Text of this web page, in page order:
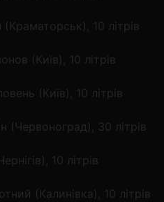
10 літрів
(Київ), 10 літрів
(Київ), 10 літрів
(Червоноград), 30 літрів
10 літрів
(Калинівка), 10 літрів